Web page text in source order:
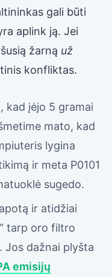
gali būti
aplink ją. Jei
žarną už
konfliktas.
kad įėjo 5 gramai
mato, kad
lygina
ir meta P0101
sugedo.
ir atidžiai
tarp oro filtro
Jos dažnai plyšta
emisijų